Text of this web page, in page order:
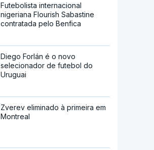
Futebolista internacional
nigeriana Flourish Sabastine
contratada pelo Benfica
Diego Forlán é o novo
selecionador de futebol do
Uruguai
Zverev eliminado à primeira em
Montreal